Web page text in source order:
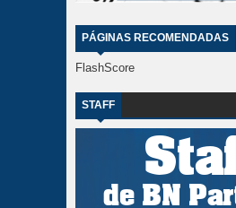
PÁGINAS RECOMENDADAS
FlashScore
STAFF